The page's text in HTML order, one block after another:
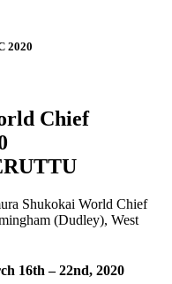
2020
Chief
Shukokai World Chief
(Dudley), West
16th – 22nd, 2020